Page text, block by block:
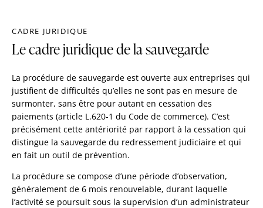
CADRE JURIDIQUE
Le cadre juridique de la sauvegarde
La procédure de sauvegarde est ouverte aux entreprises qui
justifient de difficultés qu’elles ne sont pas en mesure de
surmonter, sans être pour autant en cessation des
paiements (article L.620-1 du Code de commerce). C’est
précisément cette antériorité par rapport à la cessation qui
distingue la sauvegarde du redressement judiciaire et qui
en fait un outil de prévention.
La procédure se compose d’une période d’observation,
généralement de 6 mois renouvelable, durant laquelle
l’activité se poursuit sous la supervision d’un administrateur